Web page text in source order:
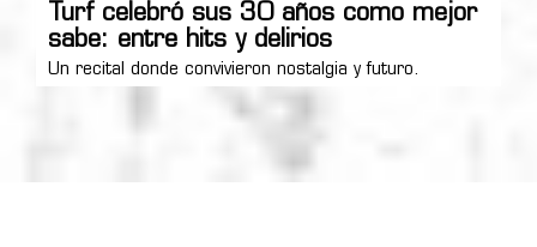
Turf celebró sus 30 años como mejor
sabe: entre hits y delirios
Un recital donde convivieron nostalgia y futuro.